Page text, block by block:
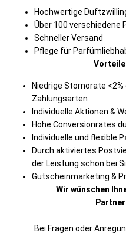
Hochwertige
Über 100 verschiedene
Schneller Versand
Pflege für
Niedrige Stornorate
Zahlungsarten
Individuelle Aktionen &
Hohe Conversionrates
Individuelle und flexible
Durch aktiviertes
der Leistung schon bei
Gutscheinmarketing &
Wir wünschen
Bei Fragen oder